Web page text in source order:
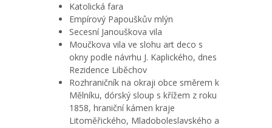
Katolická fara
Empírový Papouškův mlýn
Secesní Janouškova vila
Moučkova vila ve slohu art deco s
okny podle návrhu J. Kaplického, dnes
Rezidence Liběchov
Rozhraničník na okraji obce směrem k
Mělníku, dórský sloup s křížem z roku
1858, hraniční kámen kraje
Litoměřického, Mladoboleslavského a